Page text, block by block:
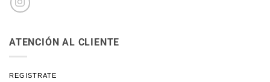
ATENCIÓN AL CLIENTE
REGISTRATE